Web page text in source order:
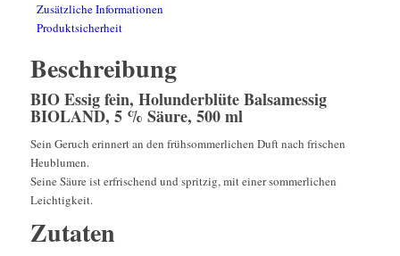
Zusätzliche Informationen
Produktsicherheit
Beschreibung
BIO Essig fein, Holunderblüte Balsamessig
BIOLAND, 5 % Säure, 500 ml
Sein Geruch erinnert an den frühsommerlichen Duft nach frischen
Heublumen.
Seine Säure ist erfrischend und spritzig, mit einer sommerlichen
Leichtigkeit.
Zutaten